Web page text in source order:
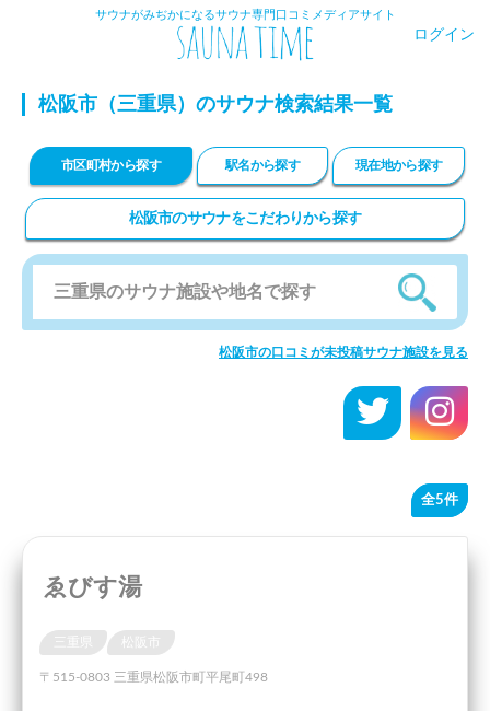
サウナがみぢかになるサウナ専門口コミメディアサイト
ログイン
松阪市 （三重県）のサウナ検索結果一覧
市区町村から探す 駅名から探す 現在地から探す
松阪市のサウナをこだわりから探す
松阪市の口コミが未投稿サウナ施設を見る
全5件
ゑびす湯
〒515-0803 三重県松阪市町平尾町498